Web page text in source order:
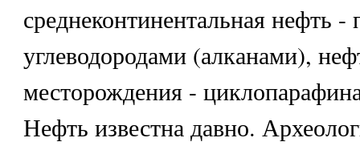
среднеконтинентальная нефть
углеводородами (алканами),
месторождения -
Нефть известна давно.